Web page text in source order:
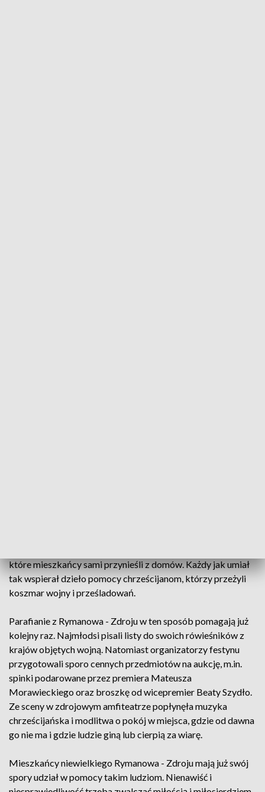
które mieszkańcy sami przynieśli z domów. Każdy jak umiał
tak wspierał dzieło pomocy chrześcijanom, którzy przeżyli
koszmar wojny i prześladowań.
Parafianie z Rymanowa - Zdroju w ten sposób pomagają już
kolejny raz. Najmłodsi pisali listy do swoich rówieśników z
krajów objętych wojną. Natomiast organizatorzy festynu
przygotowali sporo cennych przedmiotów na aukcję, m.in.
spinki podarowane przez premiera Mateusza
Morawieckiego oraz broszkę od wicepremier Beaty Szydło.
Ze sceny w zdrojowym amfiteatrze popłynęła muzyka
chrześcijańska i modlitwa o pokój w miejsca, gdzie od dawna
go nie ma i gdzie ludzie giną lub cierpią za wiarę.
Mieszkańcy niewielkiego Rymanowa - Zdroju mają już swój
spory udział w pomocy takim ludziom. Nienawiść i